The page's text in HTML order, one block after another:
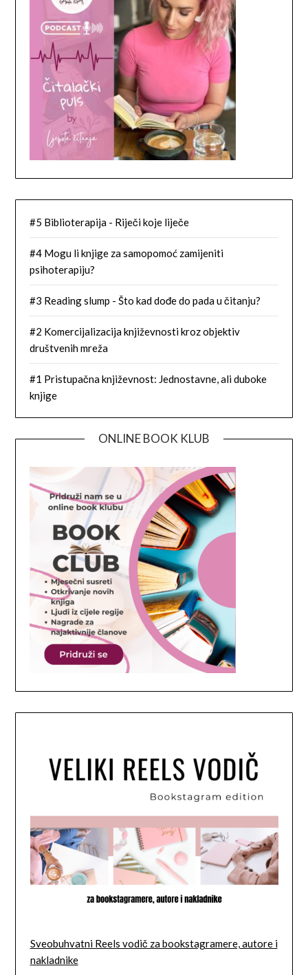
#5 Biblioterapija - Riječi koje liječe
#4 Mogu li knjige za samopomoć zamijeniti
psihoterapiju?
#3 Reading slump - Što kad dođe do pada u čitanju?
#2 Komercijalizacija književnosti kroz objektiv
društvenih mreža
#1 Pristupačna književnost: Jednostavne, ali duboke
knjige
ONLINE BOOK KLUB
Sveobuhvatni Reels vodič za bookstagramere, autore i
nakladnike